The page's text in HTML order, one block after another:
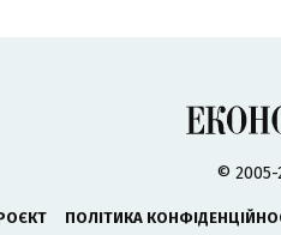
©
ПОЛІТИКА